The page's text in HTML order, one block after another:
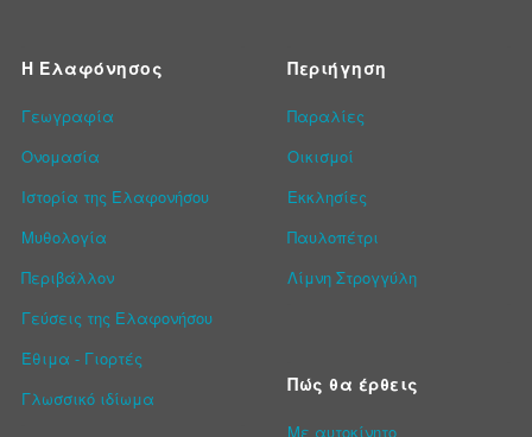
Η Ελαφόνησος
Γεωγραφία
Ονομασία
Ιστορία της Ελαφονήσου
Μυθολογία
Περιβάλλον
Γεύσεις της Ελαφονήσου
Έθιμα - Γιορτές
Γλωσσικό ιδίωμα
Περιήγηση
Παραλίες
Οικισμοί
Εκκλησίες
Παυλοπέτρι
Λίμνη Στρογγύλη
Πώς θα έρθεις
Με αυτοκίνητο